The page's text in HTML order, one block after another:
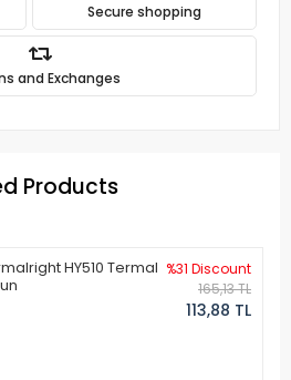
Secure shopping
and Exchanges
Products
HY510 Termal %31 Discount
165,13 TL
113,88 TL